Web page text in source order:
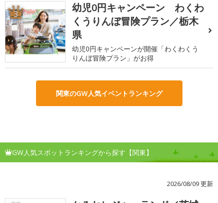
3
幼児0円キャンペーン わくわ
くうりんぼ冒険プラン／栃木
県
幼児0円キャンペーンが開催「わくわくう
りんぼ冒険プラン」がお得
関東のGW人気イベントランキング
GW人気スポットランキングから探す【関東】
2026/08/09 更新